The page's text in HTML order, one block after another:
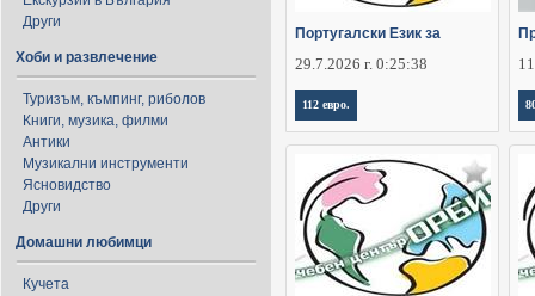
Други
Хоби и развлечение
Туризъм, къмпинг, риболов
Книги, музика, филми
Антики
Музикални инструменти
Ясновидство
Други
Домашни любимци
Кучета
Португалски Език за
29.7.2026 г. 0:25:38
112 евро.